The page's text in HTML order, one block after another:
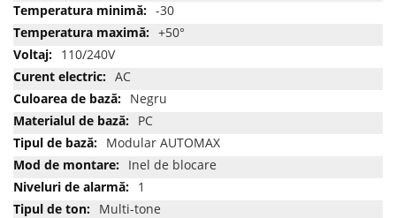
-30
+50°
110/240V
AC
Negru
PC
Modular AUTOMAX
Inel de blocare
1
Multi-tone